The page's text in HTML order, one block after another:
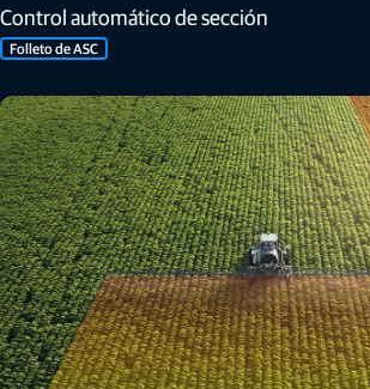
Control automático de sección
Folleto de ASC